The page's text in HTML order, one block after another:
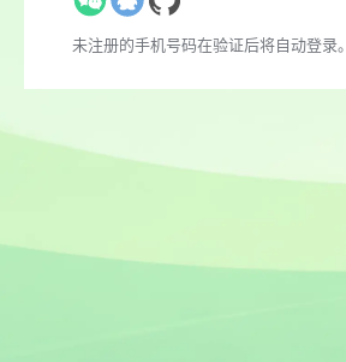
未注册的手机号码在验证后将自动登录。